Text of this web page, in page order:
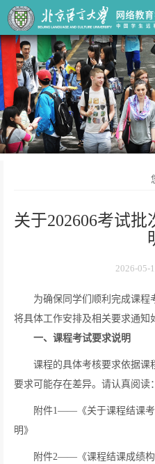
关于202606考试
2026-05-
为确保同学们顺利完成课程
将具体工作安排及相关要求通知
一、课程考试要求说明
课程的具体考核要求依据课
要求可能存在差异。请认真阅读：
附件1—— 《关于课程结课
明》
附件2—— 《课程结课成绩